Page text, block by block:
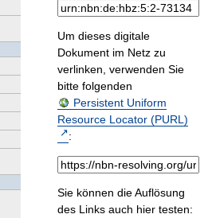
Um dieses digitale
Dokument im Netz zu
verlinken, verwenden Sie
bitte folgenden
Persistent Uniform
Resource Locator (PURL)
:
Sie können die Auflösung
des Links auch hier testen: